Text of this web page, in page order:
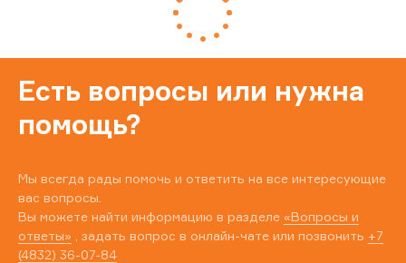
Есть вопросы или нужна
помощь?
Мы всегда рады помочь и ответить на все интересующие
вас вопросы.
Вы можете найти информацию в разделе «Вопросы и
ответы» , задать вопрос в онлайн-чате или позвонить +7
(4832) 36-07-84